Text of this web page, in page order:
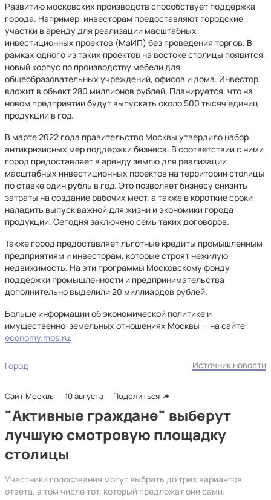
Развитию московских производств способствует поддержка
города. Например, инвесторам предоставляют городские
участки в аренду для реализации масштабных
инвестиционных проектов (МаИП) без проведения торгов. В
рамках одного из таких проектов на востоке столицы появится
новый корпус по производству мебели для
общеобразовательных учреждений, офисов и дома. Инвестор
вложит в объект 280 миллионов рублей. Планируется, что на
новом предприятии будут выпускать около 500 тысяч единиц
продукции в год.
В марте 2022 года правительство Москвы утвердило набор
антикризисных мер поддержки бизнеса. В соответствии с ними
город предоставляет в аренду землю для реализации
масштабных инвестиционных проектов на территории столицы
по ставке один рубль в год. Это позволяет бизнесу снизить
затраты на создание рабочих мест, а также в короткие сроки
наладить выпуск важной для жизни и экономики города
продукции. Сегодня заключено семь таких договоров.
Также город предоставляет льготные кредиты промышленным
предприятиям и инвесторам, которые строят нежилую
недвижимость. На эти программы Московскому фонду
поддержки промышленности и предпринимательства
дополнительно выделили 20 миллиардов рублей.
Больше информации об экономической политике и
имущественно-земельных отношениях Москвы — на сайте
economy.mos.ru.
Город Источник новости
Сайт Москвы 10 августа Поделиться
"Активные граждане" выберут
лучшую смотровую площадку
столицы
Участники голосования могут выбрать до трех вариантов
ответа, в том числе тот, который предложат они сами.